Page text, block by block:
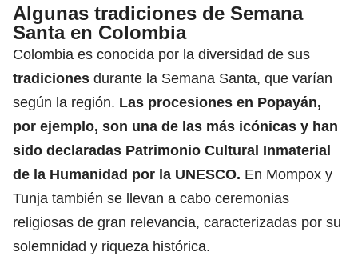
Algunas tradiciones de Semana
Santa en Colombia
Colombia es conocida por la diversidad de sus
tradiciones durante la Semana Santa, que varían
según la región. Las procesiones en Popayán,
por ejemplo, son una de las más icónicas y han
sido declaradas Patrimonio Cultural Inmaterial
de la Humanidad por la UNESCO. En Mompox y
Tunja también se llevan a cabo ceremonias
religiosas de gran relevancia, caracterizadas por su
solemnidad y riqueza histórica.